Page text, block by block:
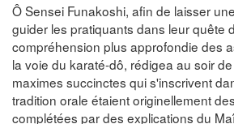
Ô Sensei Funakoshi, afin de laisser
guider les pratiquants dans leur quête
compréhension plus approfondie des
la voie du karaté-dô, rédigea au soir
maximes succinctes qui s'inscrivent
tradition orale étaient originellement
complétées par des explications du